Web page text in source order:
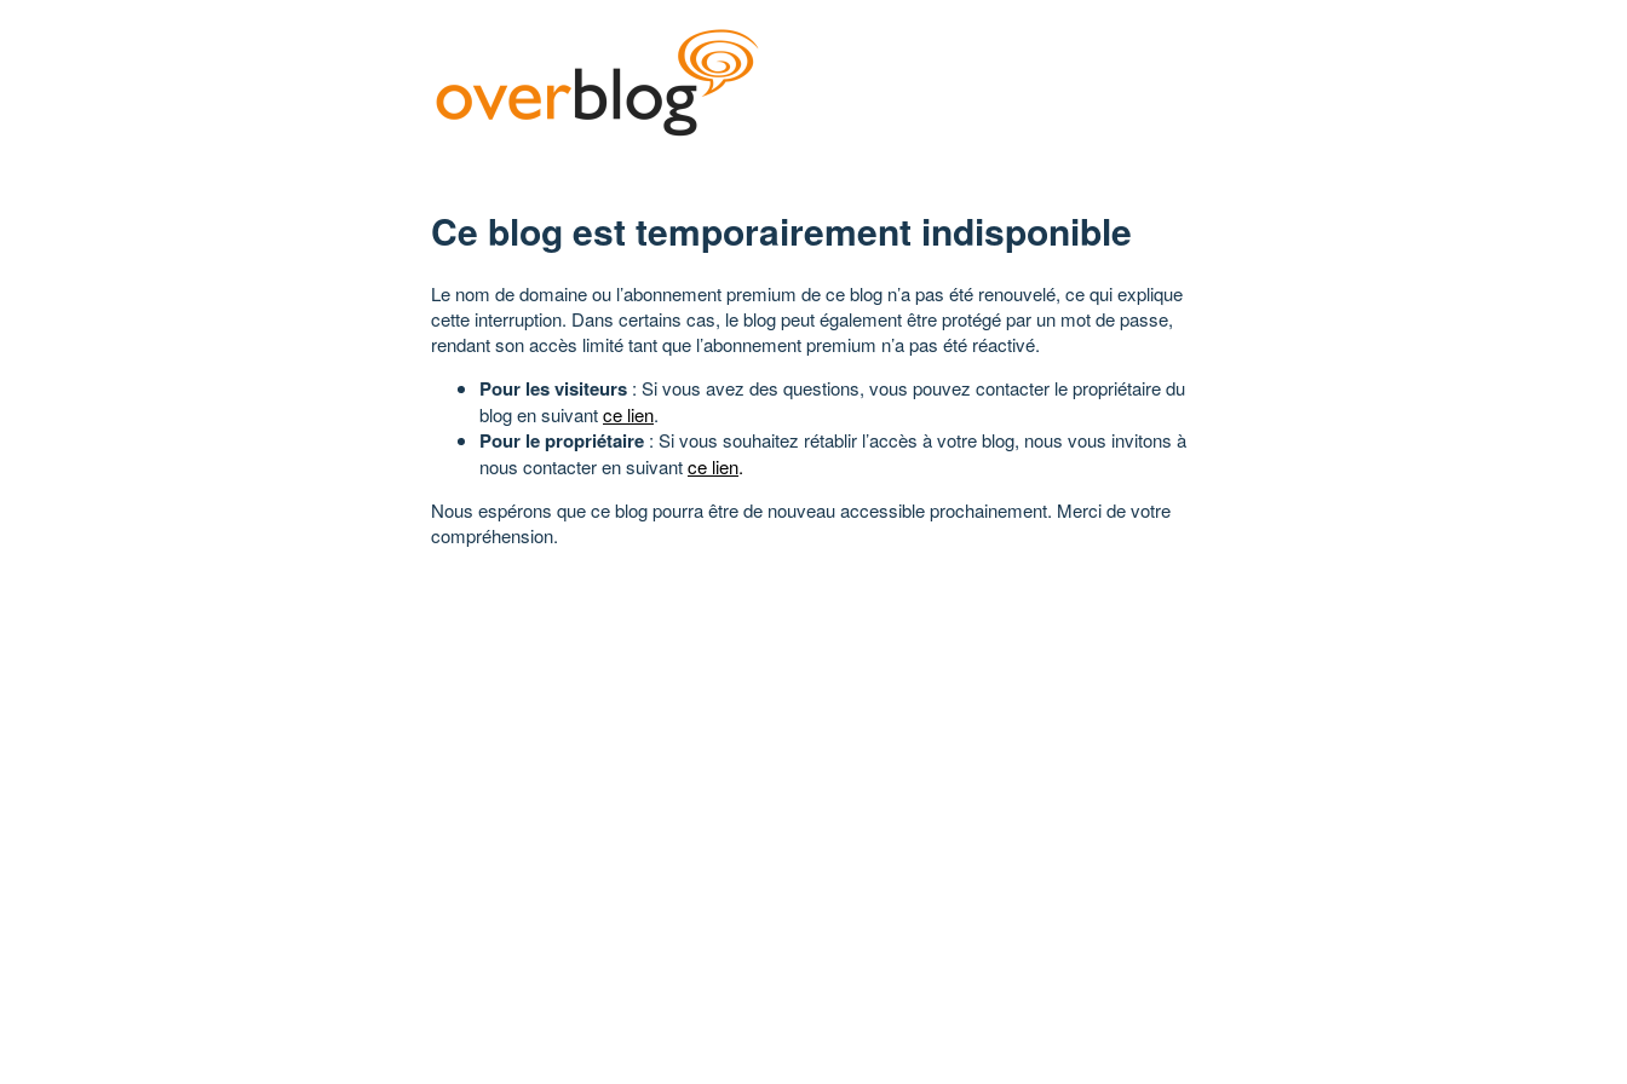
Ce blog est temporairement indisponible
Le nom de domaine ou l’abonnement premium de ce blog n’a pas été renouvelé, ce qui explique
cette interruption. Dans certains cas, le blog peut également être protégé par un mot de passe,
rendant son accès limité tant que l’abonnement premium n’a pas été réactivé.
Pour les visiteurs : Si vous avez des questions, vous pouvez contacter le propriétaire du
blog en suivantce lien.
Pour le propriétaire : Si vous souhaitez rétablir l’accès à votre blog, nous vous invitons à
nous contacter en suivantce lien.
Nous espérons que ce blog pourra être de nouveau accessible prochainement. Merci de votre
compréhension.